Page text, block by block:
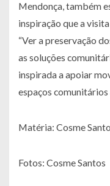
Mendonça, também
inspiração que a
“Ver a preservação
as soluções
inspirada a apoiar
espaços comunitários
Matéria: Cosme
Fotos: Cosme Santos